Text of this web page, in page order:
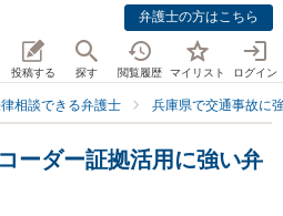
弁護士の方はこちら
投稿する 探す 閲覧履歴 マイリスト ログイン
相談できる弁護士 兵庫県で交通事故に
ーダー証拠活用に強い弁